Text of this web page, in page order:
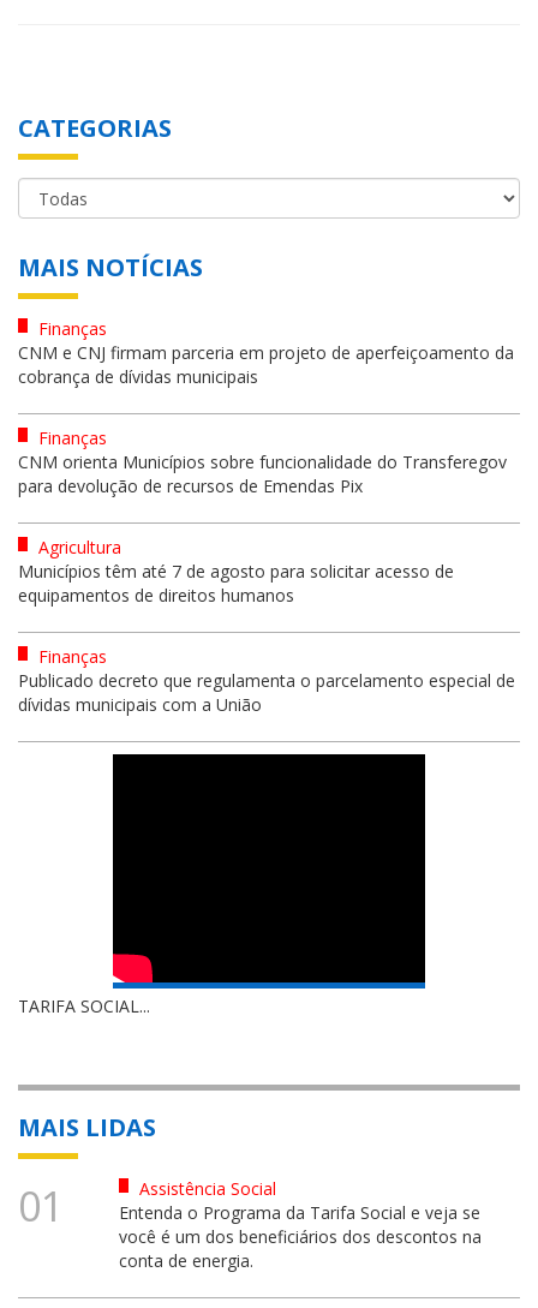
CATEGORIAS
MAIS NOTÍCIAS
Finanças
CNM e CNJ firmam parceria em projeto de aperfeiçoamento da
cobrança de dívidas municipais
Finanças
CNM orienta Municípios sobre funcionalidade do Transferegov
para devolução de recursos de Emendas Pix
Agricultura
Municípios têm até 7 de agosto para solicitar acesso de
equipamentos de direitos humanos
Finanças
Publicado decreto que regulamenta o parcelamento especial de
dívidas municipais com a União
TARIFA SOCIAL...
MAIS LIDAS
01
Assistência Social
Entenda o Programa da Tarifa Social e veja se
você é um dos beneficiários dos descontos na
conta de energia.